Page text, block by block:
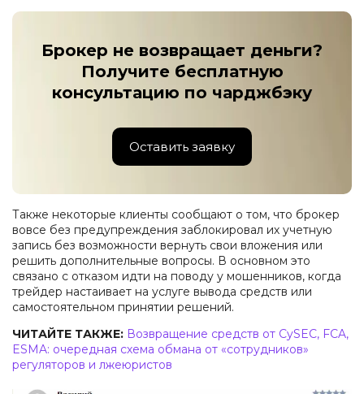
Брокер не возвращает деньги?
Получите бесплатную
консультацию по чарджбэку
Оставить заявку
Также некоторые клиенты сообщают о том, что брокер
вовсе без предупреждения заблокировал их учетную
запись без возможности вернуть свои вложения или
решить дополнительные вопросы. В основном это
связано с отказом идти на поводу у мошенников, когда
трейдер настаивает на услуге вывода средств или
самостоятельном принятии решений.
ЧИТАЙТЕ ТАКЖЕ: Возвращение средств от CySEC, FCA,
ESMA: очередная схема обмана от «сотрудников»
регуляторов и лжеюристов